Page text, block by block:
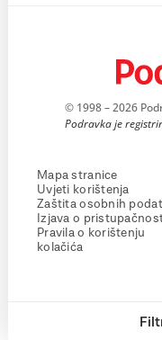
© 1998 – 2026
Podravka je
Mapa stranice
Uvjeti korištenja
Zaštita osobnih
Izjava o
Pravila o korištenju
kolačića